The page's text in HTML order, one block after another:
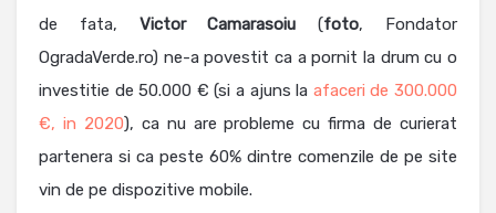
de fata, Victor Camarasoiu (foto, Fondator
OgradaVerde.ro) ne-a povestit ca a pornit la drum cu o
investitie de 50.000 € (si a ajuns la afaceri de 300.000
€, in 2020), ca nu are probleme cu firma de curierat
partenera si ca peste 60% dintre comenzile de pe site
vin de pe dispozitive mobile.